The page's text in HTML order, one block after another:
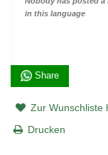
in this language
Share
Zur Wunschliste
Drucken